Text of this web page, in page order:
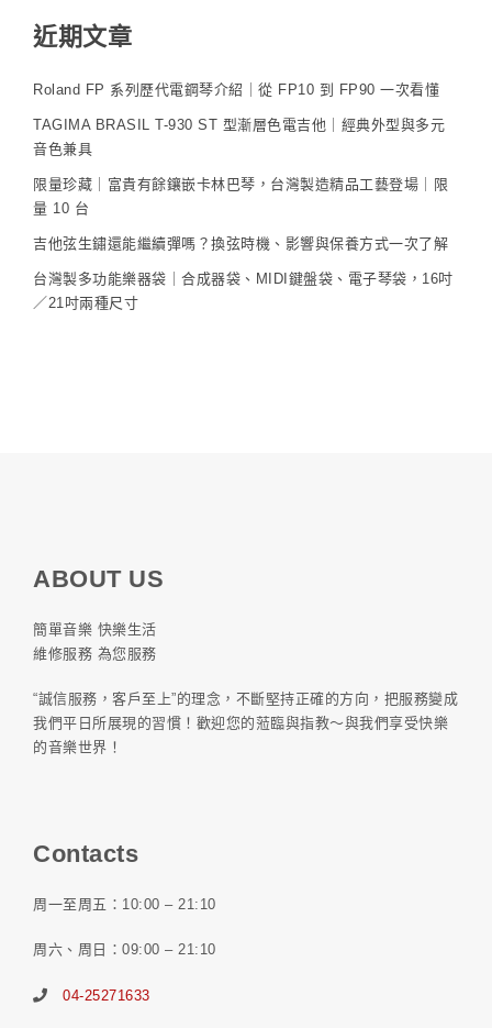
近期文章
Roland FP 系列歷代電鋼琴介紹｜從 FP10 到 FP90 一次看懂
TAGIMA BRASIL T-930 ST 型漸層色電吉他｜經典外型與多元
音色兼具
限量珍藏｜富貴有餘鑲嵌卡林巴琴，台灣製造精品工藝登場｜限
量 10 台
吉他弦生鏽還能繼續彈嗎？換弦時機、影響與保養方式一次了解
台灣製多功能樂器袋｜合成器袋、MIDI鍵盤袋、電子琴袋，16吋
／21吋兩種尺寸
ABOUT US
簡單音樂 快樂生活
維修服務 為您服務
“誠信服務，客戶至上”的理念，不斷堅持正確的方向，把服務變成
我們平日所展現的習慣！歡迎您的蒞臨與指教～與我們享受快樂
的音樂世界！
Contacts
周一至周五：10:00 – 21:10
周六、周日：09:00 – 21:10
04-25271633